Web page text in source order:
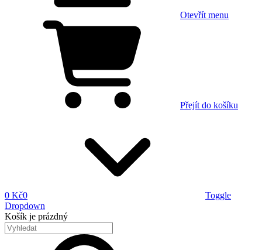
Otevřít menu
Přejít do košíku
0 Kč0
Toggle
Dropdown
Košík je prázdný